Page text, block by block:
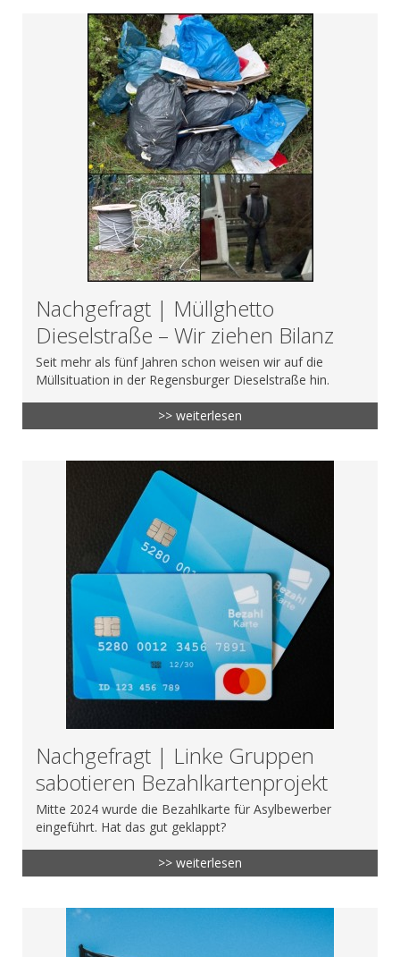
Nachgefragt | Müllghetto
Dieselstraße – Wir ziehen Bilanz
Seit mehr als fünf Jahren schon weisen wir auf die
Müllsituation in der Regensburger Dieselstraße hin.
>> weiterlesen
Nachgefragt | Linke Gruppen
sabotieren Bezahlkartenprojekt
Mitte 2024 wurde die Bezahlkarte für Asylbewerber
eingeführt. Hat das gut geklappt?
>> weiterlesen